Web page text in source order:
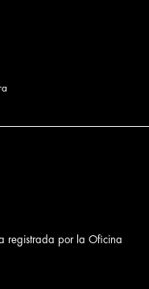
registrada por la Oficina